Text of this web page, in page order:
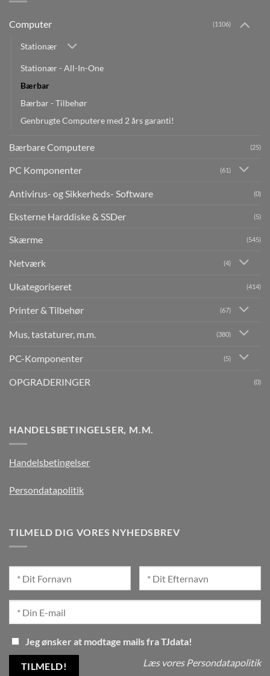
Computer (1106)
Stationær
Stationær - All-In-One
Bærbar
Bærbar - Tilbehør
Genbrugte Computere med 2 års garanti!
Bærbare Computere (25)
PC Komponenter (61)
Antivirus- og Sikkerheds- Software (0)
Eksterne Harddiske & SSDer (5)
Skærme (545)
Netværk (4)
Ukategoriseret (414)
Printer & Tilbehør (67)
Mus, tastaturer, m.m. (380)
PC-Komponenter (5)
OPGRADERINGER (0)
HANDELSBETINGELSER, M.M.
Handelsbetingelser
Persondatapolitik
TILMELD DIG VORES NYHEDSBREV
Jeg ønsker at modtage mails fra TJdata!
Læs vores Persondatapolitik